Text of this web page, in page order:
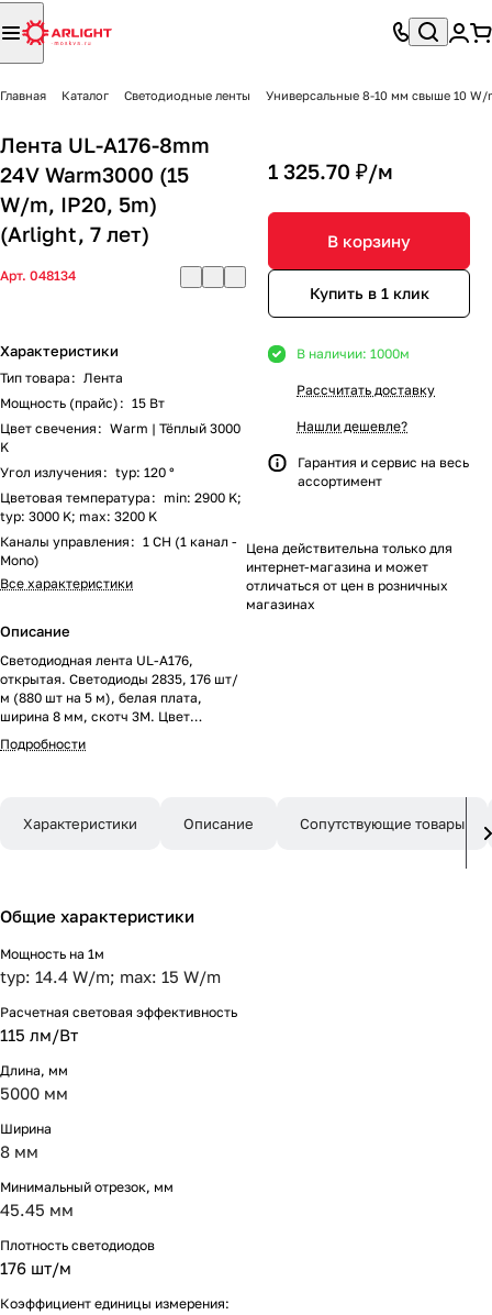
Главная Каталог Светодиодные ленты Универсальные 8-10 мм свыше 10 W/
Лента UL-A176-8mm
24V Warm3000 (15
W/m, IP20, 5m)
(Arlight, 7 лет)
Арт. 048134
Характеристики
Тип товара : Лента
Мощность (прайс) : 15 Вт
Цвет свечения : Warm | Тёплый 3000
K
Угол излучения : typ: 120 °
Цветовая температура : min: 2900 K;
typ: 3000 K; max: 3200 K
Каналы управления : 1 CH (1 канал -
Mono)
Все характеристики
Описание
Светодиодная лента UL-A176,
открытая. Светодиоды 2835, 176 шт/
м (880 шт на 5 м), белая плата,
ширина 8 мм, скотч 3M. Цвет
ТЕПЛЫЙ 3000 K, цветопередача
CRI>90, угол 120°. Питание 24V,
Обязательная установка на профиль.
Подробности
1 325.70 ₽/м
В корзину
Купить в 1 клик
В наличии: 1000м
Рассчитать доставку
Нашли дешевле?
Гарантия и сервис на весь
ассортимент
Цена действительна только для
интернет-магазина и может
отличаться от цен в розничных
магазинах
Характеристики Описание Сопутствующие товары
Общие характеристики
Мощность на 1м
typ: 14.4 W/m; max: 15 W/m
Расчетная световая эффективность
115 лм/Вт
Длина, мм
5000 мм
Ширина
8 мм
Минимальный отрезок, мм
45.45 мм
Плотность светодиодов
176 шт/м
Коэффициент единицы измерения: